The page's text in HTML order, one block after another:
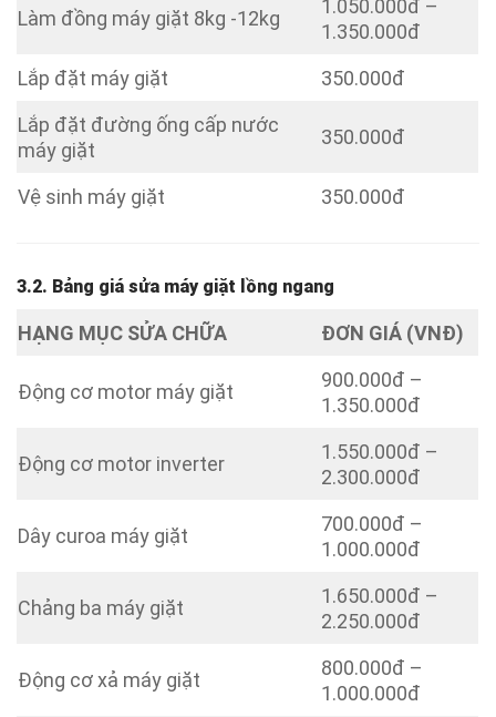
Làm đồng máy giặt 8kg -12kg
1.050.000đ –
1.350.000đ
Lắp đặt máy giặt
350.000đ
Lắp đặt đường ống cấp nước
máy giặt
350.000đ
Vệ sinh máy giặt 350.000đ
3.2. Bảng giá sửa máy giặt lồng ngang
HẠNG MỤC SỬA CHỮA ĐƠN GIÁ (VNĐ)
Động cơ motor máy giặt
900.000đ –
1.350.000đ
Động cơ motor inverter
1.550.000đ –
2.300.000đ
Dây curoa máy giặt
700.000đ –
1.000.000đ
Chảng ba máy giặt
1.650.000đ –
2.250.000đ
Động cơ xả máy giặt
800.000đ –
1.000.000đ